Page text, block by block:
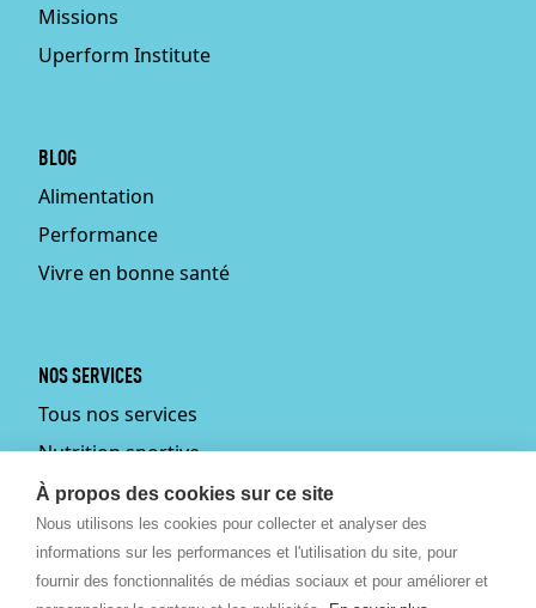
À propos des cookies sur ce site
Nous utilisons les cookies pour collecter et analyser des
informations sur les performances et l'utilisation du site, pour
fournir des fonctionnalités de médias sociaux et pour améliorer et
Missions
Uperform Institute
BLOG
Alimentation
Performance
Vivre en bonne santé
NOS SERVICES
Tous nos services
Nutrition sportive
Personal training
Fitmums
Médecin du sport